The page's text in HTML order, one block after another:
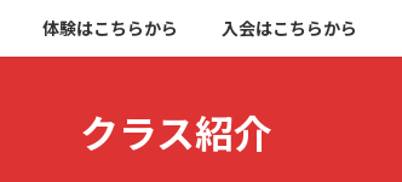
体験はこちらから 入会はこちらから
クラス紹介